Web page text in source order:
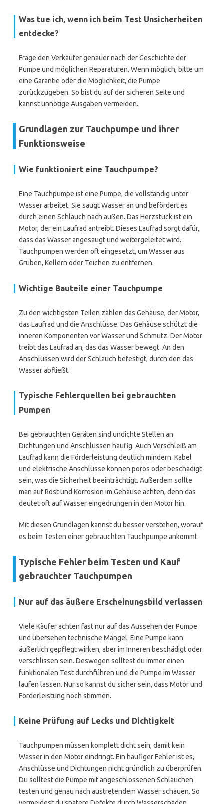
Was tue ich, wenn ich beim Test Unsicherheiten
entdecke?
Frage den Verkäufer genauer nach der Geschichte der
Pumpe und möglichen Reparaturen. Wenn möglich, bitte um
eine Garantie oder die Möglichkeit, die Pumpe
zurückzugeben. So bist du auf der sicheren Seite und
kannst unnötige Ausgaben vermeiden.
Grundlagen zur Tauchpumpe und ihrer
Funktionsweise
Wie funktioniert eine Tauchpumpe?
Eine Tauchpumpe ist eine Pumpe, die vollständig unter
Wasser arbeitet. Sie saugt Wasser an und befördert es
durch einen Schlauch nach außen. Das Herzstück ist ein
Motor, der ein Laufrad antreibt. Dieses Laufrad sorgt dafür,
dass das Wasser angesaugt und weitergeleitet wird.
Tauchpumpen werden oft eingesetzt, um Wasser aus
Gruben, Kellern oder Teichen zu entfernen.
Wichtige Bauteile einer Tauchpumpe
Zu den wichtigsten Teilen zählen das Gehäuse, der Motor,
das Laufrad und die Anschlüsse. Das Gehäuse schützt die
inneren Komponenten vor Wasser und Schmutz. Der Motor
treibt das Laufrad an, das das Wasser bewegt. An den
Anschlüssen wird der Schlauch befestigt, durch den das
Wasser abfließt.
Typische Fehlerquellen bei gebrauchten
Pumpen
Bei gebrauchten Geräten sind undichte Stellen an
Dichtungen und Anschlüssen häufig. Auch Verschleiß am
Laufrad kann die Förderleistung deutlich mindern. Kabel
und elektrische Anschlüsse können porös oder beschädigt
sein, was die Sicherheit beeinträchtigt. Außerdem sollte
man auf Rost und Korrosion im Gehäuse achten, denn das
deutet oft auf Wasser eingedrungen in den Motor hin.
Mit diesen Grundlagen kannst du besser verstehen, worauf
es beim Testen einer gebrauchten Tauchpumpe ankommt.
Typische Fehler beim Testen und Kauf
gebrauchter Tauchpumpen
Nur auf das äußere Erscheinungsbild verlassen
Viele Käufer achten fast nur auf das Aussehen der Pumpe
und übersehen technische Mängel. Eine Pumpe kann
äußerlich gepflegt wirken, aber im Inneren beschädigt oder
verschlissen sein. Deswegen solltest du immer einen
funktionalen Test durchführen und die Pumpe im Wasser
laufen lassen. Nur so kannst du sicher sein, dass Motor und
Förderleistung noch stimmen.
Keine Prüfung auf Lecks und Dichtigkeit
Tauchpumpen müssen komplett dicht sein, damit kein
Wasser in den Motor eindringt. Ein häufiger Fehler ist es,
Anschlüsse und Dichtungen nicht gründlich zu überprüfen.
Du solltest die Pumpe mit angeschlossenen Schläuchen
testen und genau nach austretendem Wasser schauen. So